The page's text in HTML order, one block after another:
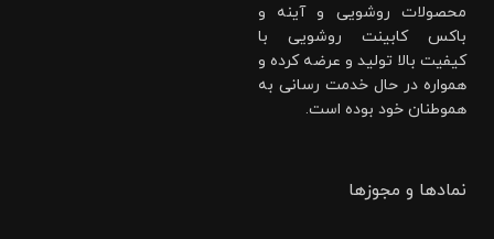
محصولات روشویی و آینه و
باکس کابینت روشویی با
کیفیت بالا تولید و عرضه کرده و
همواره در حال خدمت رسانی به
هموطنان خود بوده است.
نمادها و مجوزها